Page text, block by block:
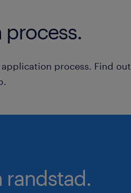
process. Find out